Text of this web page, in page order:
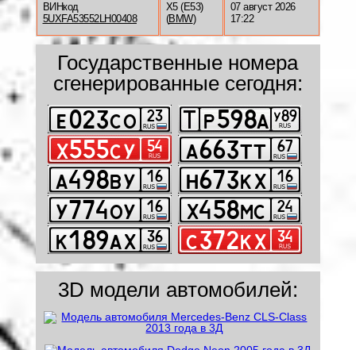
ВИНкод
5UXFA53552LH00408
X5 (E53)
(BMW)
07 август 2026
17:22
Государственные номера
сгенерированные сегодня:
3D модели автомобилей: